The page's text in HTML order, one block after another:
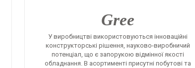
Gree
У виробництві використовуються інноваційні
конструкторські рішення, науково-виробничий
потенціал, що є запорукою відмінної якості
обладнання. В асортименті присутні побутові та